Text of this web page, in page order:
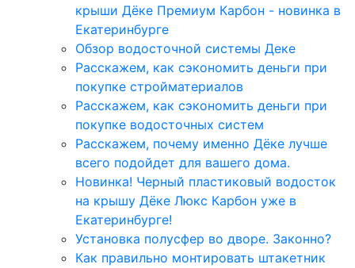
крыши Дёке Премиум Карбон - новинка в
Екатеринбурге
Обзор водосточной системы Деке
Расскажем, как сэкономить деньги при
покупке стройматериалов
Расскажем, как сэкономить деньги при
покупке водосточных систем
Расскажем, почему именно Дёке лучше
всего подойдет для вашего дома.
Новинка! Черный пластиковый водосток
на крышу Дёке Люкс Карбон уже в
Екатеринбурге!
Установка полусфер во дворе. Законно?
Как правильно монтировать штакетник